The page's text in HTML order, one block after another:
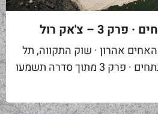
3 – צ'אק רול
אהרון · שוק התקווה, תל
אביב אנציקלופדיית הנתחים · פרק 3 מתוך סדרה תשמעו
ממסעדות הבשר הטובות...